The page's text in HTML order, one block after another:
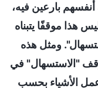
بارعين فيه،
هذا موقفًا يتبناه
ومثل هذه
"الاستسهال" في
الأشياء بحسب